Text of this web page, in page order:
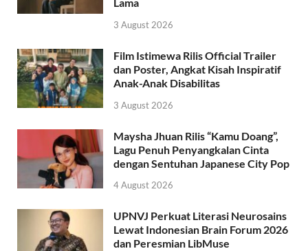
3 August 2026
Film Istimewa Rilis Official Trailer
dan Poster, Angkat Kisah Inspiratif
Anak-Anak Disabilitas
3 August 2026
Maysha Jhuan Rilis “Kamu Doang”,
Lagu Penuh Penyangkalan Cinta
dengan Sentuhan Japanese City Pop
4 August 2026
UPNVJ Perkuat Literasi Neurosains
Lewat Indonesian Brain Forum 2026
dan Peresmian LibMuse